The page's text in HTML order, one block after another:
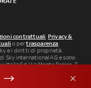
contrattuali, Privacy &
o pertrasparenza
e i diritti di proprietà
Sky international AG e sono
Italia Srl Via Monte Penice, 7 -
1537 e SkySport: ISSN